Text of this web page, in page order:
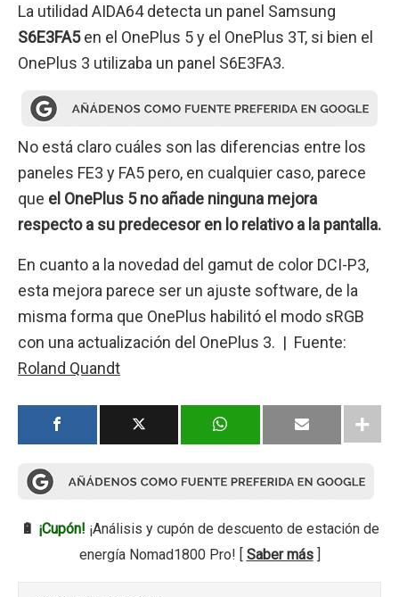
La utilidad AIDA64 detecta un panel Samsung
S6E3FA5en el OnePlus 5 y el OnePlus 3T, si bien el
OnePlus 3 utilizaba un panel S6E3FA3.
No está claro cuáles son las diferencias entre los
paneles FE3 y FA5 pero, en cualquier caso, parece
que el OnePlus 5 no añade ninguna mejora
respecto a su predecesor en lo relativo a la pantalla.
En cuanto a la novedad del gamut de color DCI-P3,
esta mejora parece ser un ajuste software, de la
misma forma que OnePlus habilitó el modo sRGB
con una actualización del OnePlus 3. | Fuente:
Roland Quandt
🔋 ¡Cupón! ¡Análisis y cupón de descuento de estación de
energía Nomad1800 Pro! [ Saber más]